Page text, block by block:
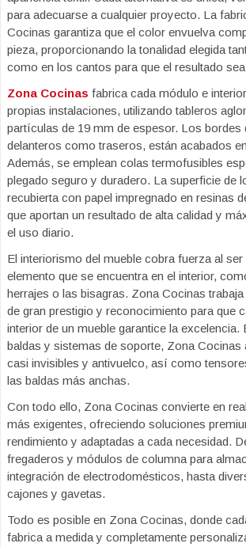
para adecuarse a cualquier proyecto. La
Cocinas garantiza que el color envuelva
pieza, proporcionando la tonalidad elegida
como en los cantos para que el resultado
Zona Cocinas fabrica cada módulo e
propias instalaciones, utilizando tableros
partículas de 19 mm de espesor. Los bordes
delanteros como traseros, están acabados
Además, se emplean colas termofusibles
plegado seguro y duradero. La superficie de
recubierta con papel impregnado en resinas
que aportan un resultado de alta calidad y
el uso diario.
El interiorismo del mueble cobra fuerza al
elemento que se encuentra en el interior,
herrajes o las bisagras. Zona Cocinas
de gran prestigio y reconocimiento para que
interior de un mueble garantice la excelencia.
baldas y sistemas de soporte, Zona Cocinas
casi invisibles y antivuelco, así como
las baldas más anchas.
Con todo ello, Zona Cocinas convierte en
más exigentes, ofreciendo soluciones
rendimiento y adaptadas a cada necesidad.
fregaderos y módulos de columna para
integración de electrodomésticos, hasta
cajones y gavetas.
Todo es posible en Zona Cocinas, donde
fabrica a medida y completamente